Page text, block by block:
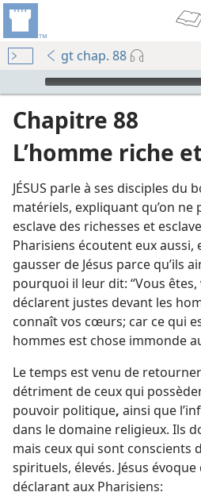
gt chap. 88
Audio Player
Chapitre 88
L’homme riche
JÉSUS parle à ses disciples du
matériels, expliquant qu’on ne
esclave des richesses et
Pharisiens écoutent eux aussi,
gausser de Jésus parce qu’ils
pourquoi il leur dit: “Vous êtes,
déclarent justes devant les
connaît vos cœurs; car ce qui
hommes est chose immonde
Le temps est venu de
détriment de ceux qui
pouvoir politique, ainsi que
dans le domaine religieux. Ils
mais ceux qui sont conscients
spirituels, élevés. Jésus
déclarant aux Pharisiens: